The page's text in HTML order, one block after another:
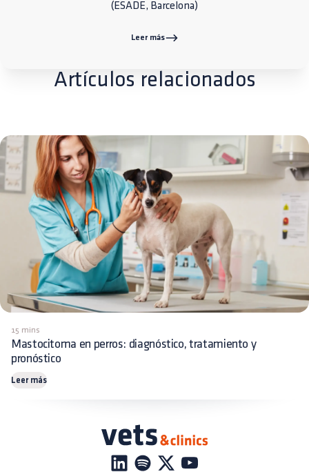
(ESADE, Barcelona)
Leer más
Artículos relacionados
15 mins
Mastocitoma en perros: diagnóstico, tratamiento y
pronóstico
Leer más